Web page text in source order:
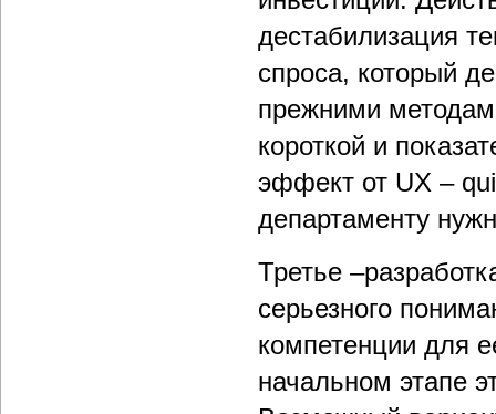
дестабилизация
спроса, который
прежними
короткой и
эффект от UX –
департаменту
Третье
серьезного
компетенции для
начальном этапе